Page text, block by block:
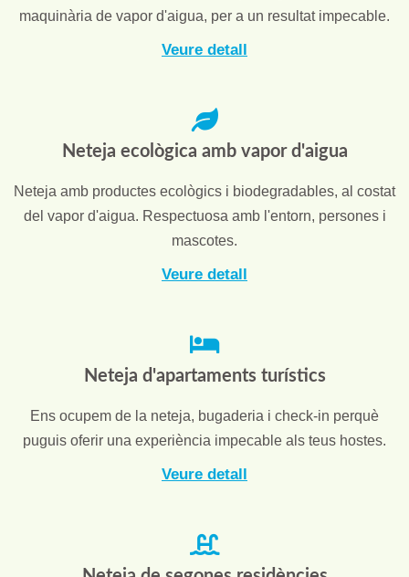
maquinària de vapor d'aigua, per a un resultat impecable.
Veure detall
Neteja ecològica amb vapor d'aigua
Neteja amb productes ecològics i biodegradables, al costat
del vapor d'aigua. Respectuosa amb l'entorn, persones i
mascotes.
Veure detall
Neteja d'apartaments turístics
Ens ocupem de la neteja, bugaderia i check-in perquè
puguis oferir una experiència impecable als teus hostes.
Veure detall